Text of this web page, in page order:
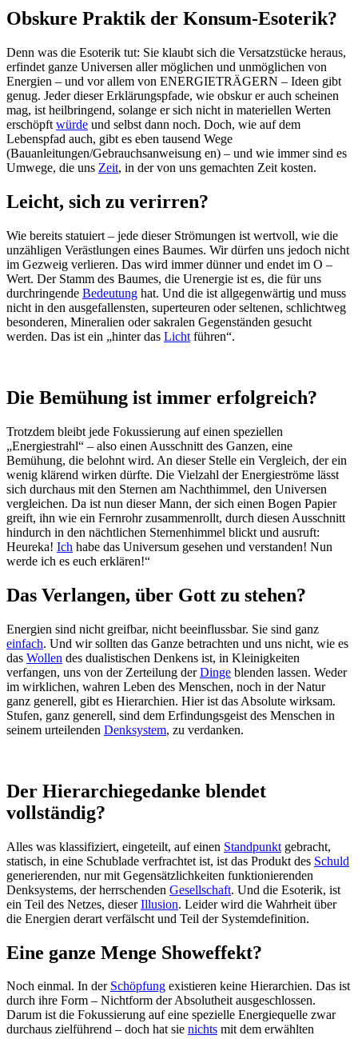
Obskure Praktik der Konsum-Esoterik?
Denn was die Esoterik tut: Sie klaubt sich die Versatzstücke heraus,
erfindet ganze Universen aller möglichen und unmöglichen von
Energien – und vor allem von ENERGIETRÄGERN – Ideen gibt
genug. Jeder dieser Erklärungspfade, wie obskur er auch scheinen
mag, ist heilbringend, solange er sich nicht in materiellen Werten
erschöpft würde und selbst dann noch. Doch, wie auf dem
Lebenspfad auch, gibt es eben tausend Wege
(Bauanleitungen/Gebrauchsanweisung en) – und wie immer sind es
Umwege, die uns Zeit, in der von uns gemachten Zeit kosten.
Leicht, sich zu verirren?
Wie bereits statuiert – jede dieser Strömungen ist wertvoll, wie die
unzähligen Verästlungen eines Baumes. Wir dürfen uns jedoch nicht
im Gezweig verlieren. Das wird immer dünner und endet im O –
Wert. Der Stamm des Baumes, die Urenergie ist es, die für uns
durchringende Bedeutung hat. Und die ist allgegenwärtig und muss
nicht in den ausgefallensten, superteuren oder seltenen, schlichtweg
besonderen, Mineralien oder sakralen Gegenständen gesucht
werden. Das ist ein „hinter das Licht führen“.
Die Bemühung ist immer erfolgreich?
Trotzdem bleibt jede Fokussierung auf einen speziellen
„Energiestrahl“ – also einen Ausschnitt des Ganzen, eine
Bemühung, die belohnt wird. An dieser Stelle ein Vergleich, der ein
wenig klärend wirken dürfte. Die Vielzahl der Energieströme lässt
sich durchaus mit den Sternen am Nachthimmel, den Universen
vergleichen. Da ist nun dieser Mann, der sich einen Bogen Papier
greift, ihn wie ein Fernrohr zusammenrollt, durch diesen Ausschnitt
hindurch in den nächtlichen Sternenhimmel blickt und ausruft:
Heureka! Ich habe das Universum gesehen und verstanden! Nun
werde ich es euch erklären!“
Das Verlangen, über Gott zu stehen?
Energien sind nicht greifbar, nicht beeinflussbar. Sie sind ganz
einfach. Und wir sollten das Ganze betrachten und uns nicht, wie es
das Wollen des dualistischen Denkens ist, in Kleinigkeiten
verfangen, uns von der Zerteilung derDinge blenden lassen. Weder
im wirklichen, wahren Leben des Menschen, noch in der Natur
ganz generell, gibt es Hierarchien. Hier ist das Absolute wirksam.
Stufen, ganz generell, sind dem Erfindungsgeist des Menschen in
seinem urteilenden Denksystem, zu verdanken.
Der Hierarchiegedanke blendet
vollständig?
Alles was klassifiziert, eingeteilt, auf einen Standpunkt gebracht,
statisch, in eine Schublade verfrachtet ist, ist das Produkt des Schuld
generierenden, nur mit Gegensätzlichkeiten funktionierenden
Denksystems, der herrschenden Gesellschaft. Und die Esoterik, ist
ein Teil des Netzes, dieserIllusion. Leider wird die Wahrheit über
die Energien derart verfälscht und Teil der Systemdefinition.
Eine ganze Menge Showeffekt?
Noch einmal. In der Schöpfung existieren keine Hierarchien. Das ist
durch ihre Form – Nichtform der Absolutheit ausgeschlossen.
Darum ist die Fokussierung auf eine spezielle Energiequelle zwar
durchaus zielführend – doch hat sie nichts mit dem erwählten